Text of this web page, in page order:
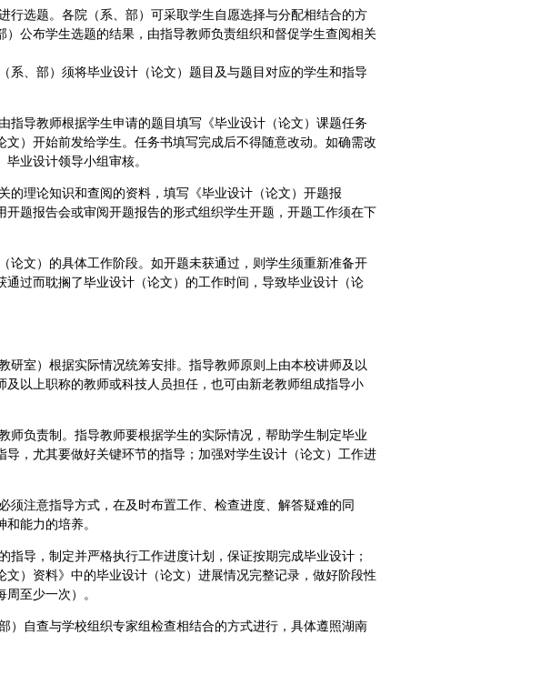
行选题。各院（系、部）可采取学生自愿选择与分配相结合的方
公布学生选题的结果，由指导教师负责组织和督促学生查阅相关
系、部）须将毕业设计（论文）题目及与题目对应的学生和指导
指导教师根据学生申请的题目填写《毕业设计（论文）课题任务
）开始前发给学生。任务书填写完成后不得随意改动。如确需改
业设计领导小组审核。
的理论知识和查阅的资料，填写《毕业设计（论文）开题报
题报告会或审阅开题报告的形式组织学生开题，开题工作须在下
论文）的具体工作阶段。如开题未获通过，则学生须重新准备开
过而耽搁了毕业设计（论文）的工作时间，导致毕业设计（论
研室）根据实际情况统筹安排。指导教师原则上由本校讲师及以
以上职称的教师或科技人员担任，也可由新老教师组成指导小
师负责制。指导教师要根据学生的实际情况，帮助学生制定毕业
，尤其要做好关键环节的指导；加强对学生设计（论文）工作进
须注意指导方式，在及时布置工作、检查进度、解答疑难的同
能力的培养。
导，制定并严格执行工作进度计划，保证按期完成毕业设计；
文）资料》中的毕业设计（论文）进展情况完整记录，做好阶段性
至少一次）。
）自查与学校组织专家组检查相结合的方式进行，具体遵照湖南